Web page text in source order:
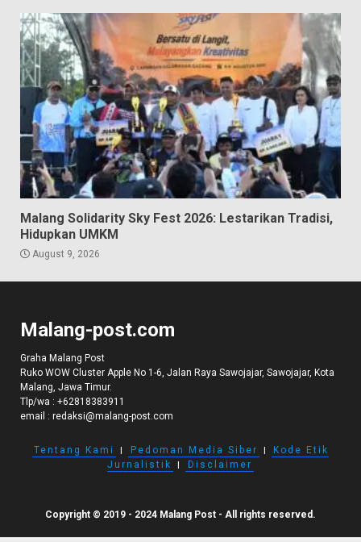
Malang Solidarity Sky Fest 2026: Lestarikan Tradisi,
Hidupkan UMKM
August 9, 2026
Malang-post.com
Graha Malang Post
Ruko WOW Cluster Apple No 1-6, Jalan Raya Sawojajar, Sawojajar, Kota
Malang, Jawa Timur.
Tlp/wa : +62818383911
email : redaksi@malang-post.com
Tentang Kami I Pedoman Media Siber I
Kode Etik
Jurnalistik
I Disclaimer
Copyright © 2019 - 2024 Malang Post - All rights reserved.